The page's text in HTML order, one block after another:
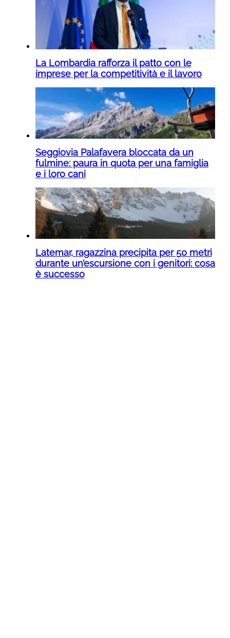
La Lombardia rafforza il patto con le
imprese per la competitività e il lavoro
Seggiovia Palafavera bloccata da un
fulmine: paura in quota per una famiglia
e i loro cani
Latemar, ragazzina precipita per 50 metri
durante un’escursione con i genitori: cosa
è successo